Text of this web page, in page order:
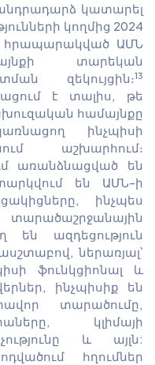
կատարել
կողմից 2024
հրապարակված ԱՄՆ
տարեկան
զեկույցին։13
է տալիս, թե
համայնքը
ինչպիսի
աշխարհում։
առանձնացված են
են ԱՄՆ-ի
ինչպես
են ազդեցություն
ներառյալ՝
ֆունկցիոնալ և
ինչպիսիք են
տարածումը,
կլիմայի
և այլն:
հղումներ